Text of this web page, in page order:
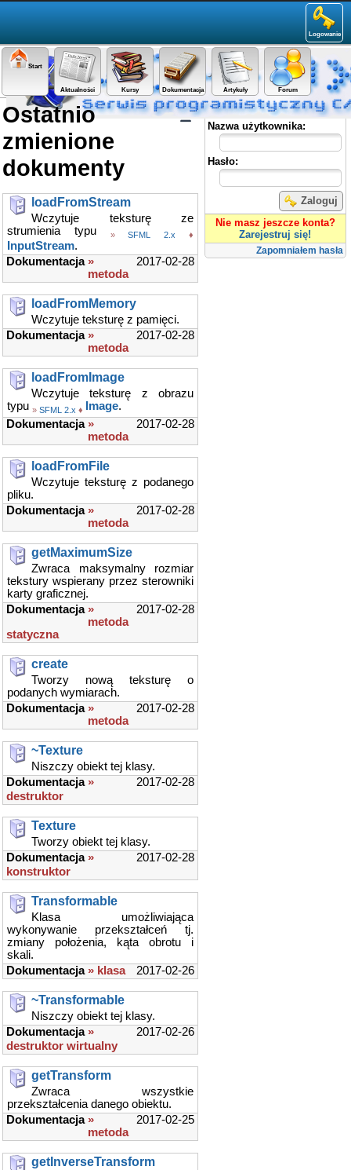
Logowanie
Start
Aktualności Kursy Dokumentacja Artykuły Forum
Panel użytkownika
Nazwa użytkownika:
Hasło:
Zaloguj
Nie masz jeszcze konta?
Zarejestruj się!
Zapomniałem hasła
Ostatnio
zmienione
dokumenty
loadFromStream
Wczytuje teksturę ze
strumienia typu
»SFML 2.x ♦
InputStream.
2017-02-28
Dokumentacja »
metoda
loadFromMemory
Wczytuje teksturę z pamięci.
2017-02-28
Dokumentacja »
metoda
loadFromImage
Wczytuje teksturę z obrazu
typu » SFML 2.x ♦ Image.
2017-02-28
Dokumentacja »
metoda
loadFromFile
Wczytuje teksturę z podanego
pliku.
2017-02-28
Dokumentacja »
metoda
getMaximumSize
Zwraca maksymalny rozmiar
tekstury wspierany przez sterowniki
karty graficznej.
2017-02-28
Dokumentacja »
metoda
statyczna
create
Tworzy nową teksturę o
podanych wymiarach.
2017-02-28
Dokumentacja »
metoda
~Texture
Niszczy obiekt tej klasy.
2017-02-28
Dokumentacja »
destruktor
Texture
Tworzy obiekt tej klasy.
2017-02-28
Dokumentacja »
konstruktor
Transformable
Klasa umożliwiająca
wykonywanie przekształceń tj.
zmiany położenia, kąta obrotu i
skali.
2017-02-26
Dokumentacja » klasa
~Transformable
Niszczy obiekt tej klasy.
2017-02-26
Dokumentacja »
destruktor wirtualny
getTransform
Zwraca wszystkie
przekształcenia danego obiektu.
2017-02-25
Dokumentacja »
metoda
getInverseTransform